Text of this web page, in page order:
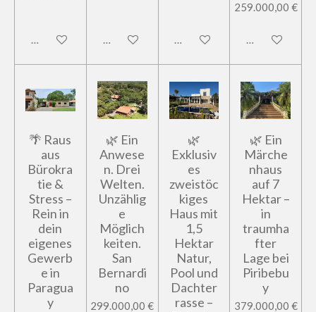
In den WarenkorbIn den WarenkorbIn den Warenkorb
259.000,00 €
In den
🌴 Raus
aus
Bürokra
tie &
Stress –
Rein in
dein
eigenes
Gewerb
e in
Paragua
y
🌿 Ein
Anwese
n. Drei
Welten.
Unzählig
e
Möglich
keiten.
San
Bernardi
no
299.000,00 €
🌿
Exklusiv
es
zweistöc
kiges
Haus mit
1,5
Hektar
Natur,
Pool und
Dachter
rasse –
🌿 Ein
Märche
nhaus
auf 7
Hektar –
in
traumha
fter
Lage bei
Piribebu
y
379.000,00 €